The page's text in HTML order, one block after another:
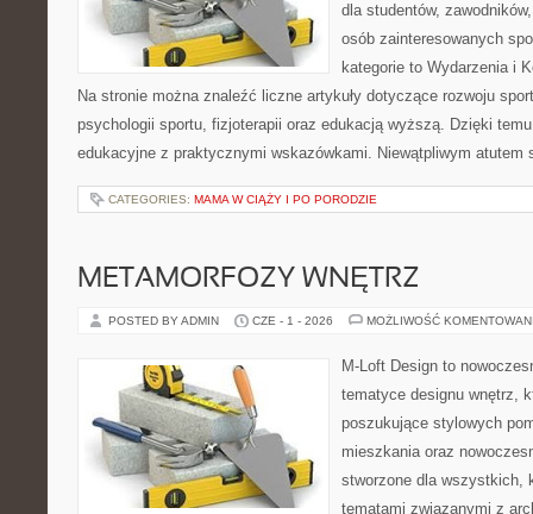
dla studentów,
osób zainteresowanych
kategorie to Wydarzenia i
Na stronie można znaleźć liczne artykuły dotyczące rozwoju
psychologii sportu, fizjoterapii oraz edukacją wyższą. Dzięki
edukacyjne z praktycznymi wskazówkami. Niewątpliwym
CATEGORIES: MAMA W CIĄŻY I PO PORODZIE
METAMORFOZY WNĘTRZ
POSTED BY ADMIN CZE - 1 - 2026 MOŻLIWOŚĆ
M-Loft Design to
tematyce designu wnętrz,
poszukujące stylowych
mieszkania oraz
stworzone dla wszystkich,
tematami związanymi z